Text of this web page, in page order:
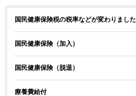
国民健康保険税の税率などが変わりました
国民健康保険（加入）
国民健康保険（脱退）
療養費給付